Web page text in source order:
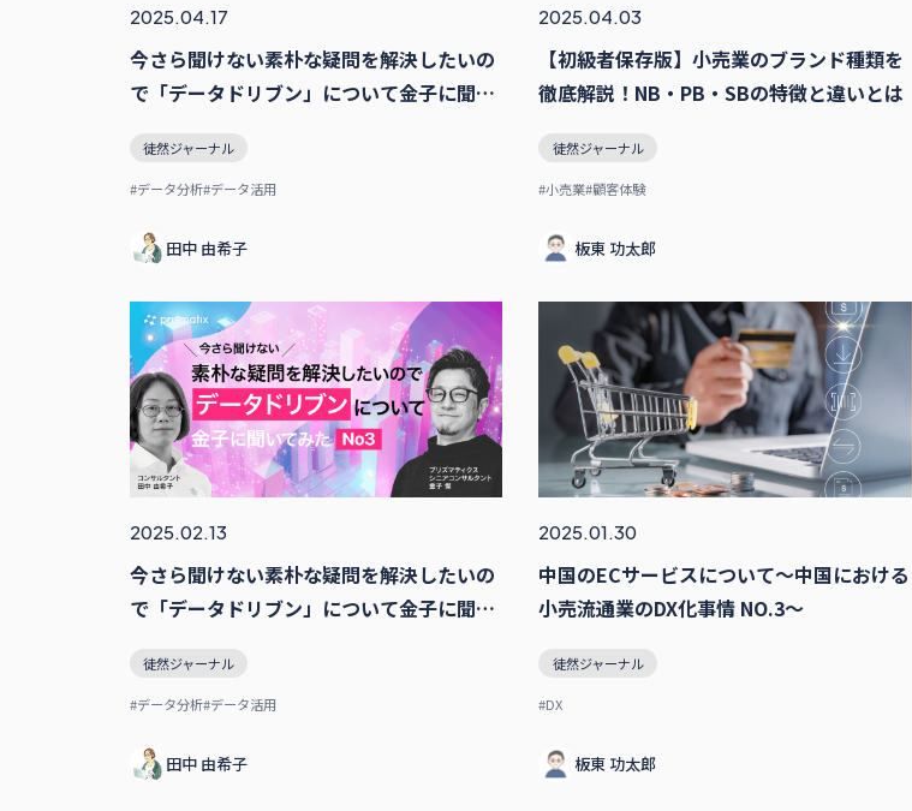
2025.04.17
今さら聞けない素朴な疑問を解決したいの
で「データドリブン」について金子に聞い
徒然ジャーナル
#データ分析#データ活用
田中 由希子
2025.04.03
【初級者保存版】小売業のブランド種類を
徹底解説！NB・PB・SBの特徴と違いとは
徒然ジャーナル
#小売業#顧客体験
板東 功太郎
2025.02.13
今さら聞けない素朴な疑問を解決したいの
で「データドリブン」について金子に聞い
徒然ジャーナル
#データ分析#データ活用
田中 由希子
2025.01.30
中国のECサービスについて～中国における
小売流通業のDX化事情 NO.3～
徒然ジャーナル
#DX
板東 功太郎